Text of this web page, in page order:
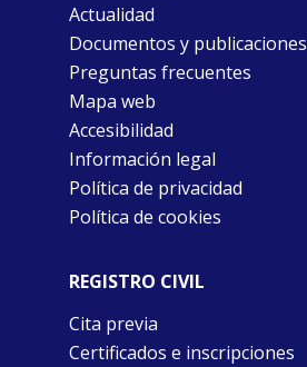
Actualidad
Documentos y publicaciones
Preguntas frecuentes
Mapa web
Accesibilidad
Información legal
Política de privacidad
Política de cookies
REGISTRO CIVIL
Cita previa
Certificados e inscripciones